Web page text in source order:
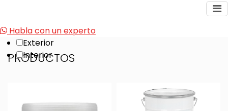
Habla con un experto
Exterior
Interior
PRODUCTOS